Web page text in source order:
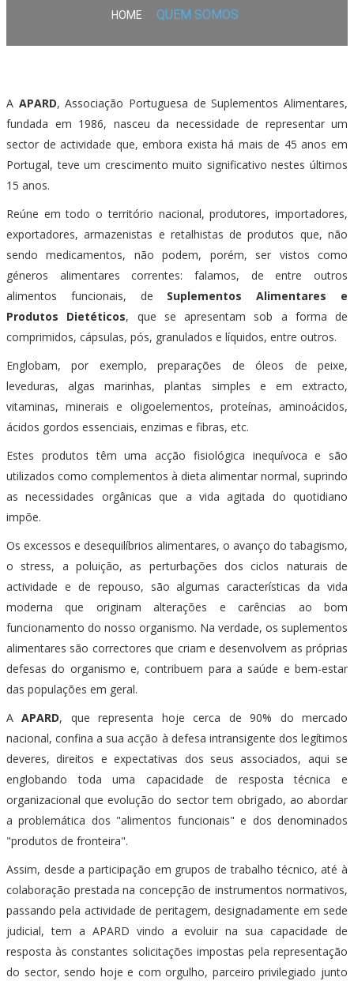
HOME QUEM SOMOS
A APARD, Associação Portuguesa de Suplementos Alimentares,
fundada em 1986, nasceu da necessidade de representar um
sector de actividade que, embora exista há mais de 45 anos em
Portugal, teve um crescimento muito significativo nestes últimos
15 anos.
Reúne em todo o território nacional, produtores, importadores,
exportadores, armazenistas e retalhistas de produtos que, não
sendo medicamentos, não podem, porém, ser vistos como
géneros alimentares correntes: falamos, de entre outros
alimentos funcionais, de Suplementos Alimentares e
Produtos Dietéticos, que se apresentam sob a forma de
comprimidos, cápsulas, pós, granulados e líquidos, entre outros.
Englobam, por exemplo, preparações de óleos de peixe,
leveduras, algas marinhas, plantas simples e em extracto,
vitaminas, minerais e oligoelementos, proteínas, aminoácidos,
ácidos gordos essenciais, enzimas e fibras, etc.
Estes produtos têm uma acção fisiológica inequívoca e são
utilizados como complementos à dieta alimentar normal, suprindo
as necessidades orgânicas que a vida agitada do quotidiano
impõe.
Os excessos e desequilíbrios alimentares, o avanço do tabagismo,
o stress, a poluição, as perturbações dos ciclos naturais de
actividade e de repouso, são algumas características da vida
moderna que originam alterações e carências ao bom
funcionamento do nosso organismo. Na verdade, os suplementos
alimentares são correctores que criam e desenvolvem as próprias
defesas do organismo e, contribuem para a saúde e bem-estar
das populações em geral.
AAPARD, que representa hoje cerca de 90% do mercado
nacional, confina a sua acção à defesa intransigente dos legítimos
deveres, direitos e expectativas dos seus associados, aqui se
englobando toda uma capacidade de resposta técnica e
organizacional que evolução do sector tem obrigado, ao abordar
a problemática dos "alimentos funcionais" e dos denominados
"produtos de fronteira".
Assim, desde a participação em grupos de trabalho técnico, até à
colaboração prestada na concepção de instrumentos normativos,
passando pela actividade de peritagem, designadamente em sede
judicial, tem a APARD vindo a evoluir na sua capacidade de
resposta às constantes solicitações impostas pela representação
do sector, sendo hoje e com orgulho, parceiro privilegiado junto